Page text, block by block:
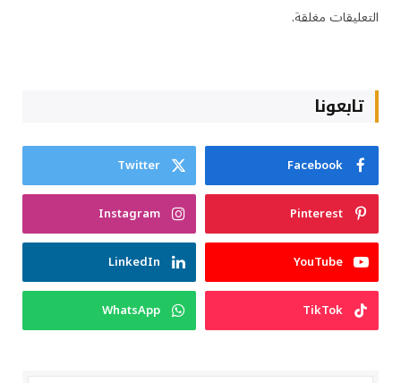
التعليقات مغلقة.
تابعونا
Facebook
Twitter
Pinterest
Instagram
YouTube
LinkedIn
TikTok
WhatsApp